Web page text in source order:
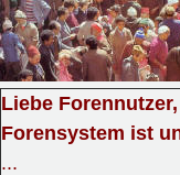
Liebe
Forensystem ist
...